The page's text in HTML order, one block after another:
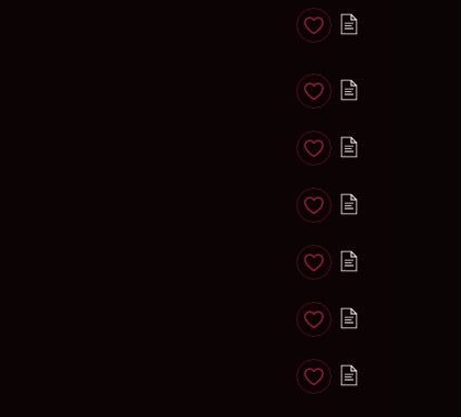
Anadir a favoritos
Anadir a favoritos
Anadir a favoritos
Anadir a favoritos
Anadir a favoritos
Anadir a favoritos
Anadir a favoritos